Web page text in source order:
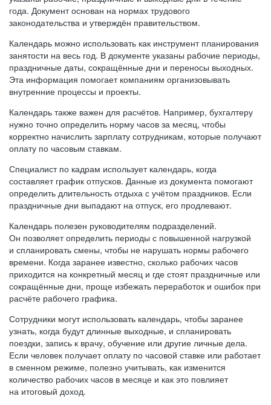
года. Документ основан на нормах трудового
законодательства и утверждён правительством.
Календарь можно использовать как инструмент планирования
занятости на весь год. В документе указаны рабочие периоды,
праздничные даты, сокращённые дни и переносы выходных.
Эта информация помогает компаниям организовывать
внутренние процессы и проекты.
Календарь также важен для расчётов. Например, бухгалтеру
нужно точно определить норму часов за месяц, чтобы
корректно начислить зарплату сотрудникам, которые получают
оплату по часовым ставкам.
Специалист по кадрам использует календарь, когда
составляет график отпусков. Данные из документа помогают
определить длительность отдыха с учётом праздников. Если
праздничные дни выпадают на отпуск, его продлевают.
Календарь полезен руководителям подразделений.
Он позволяет определить периоды с повышенной нагрузкой
и спланировать смены, чтобы не нарушать нормы рабочего
времени. Когда заранее известно, сколько рабочих часов
приходится на конкретный месяц и где стоят праздничные или
сокращённые дни, проще избежать переработок и ошибок при
расчёте рабочего графика.
Сотрудники могут использовать календарь, чтобы заранее
узнать, когда будут длинные выходные, и спланировать
поездки, запись к врачу, обучение или другие личные дела.
Если человек получает оплату по часовой ставке или работает
в сменном режиме, полезно учитывать, как изменится
количество рабочих часов в месяце и как это повлияет
на итоговый доход.